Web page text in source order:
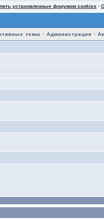
установленные форумом cookies ·
темы ·Администрация ·